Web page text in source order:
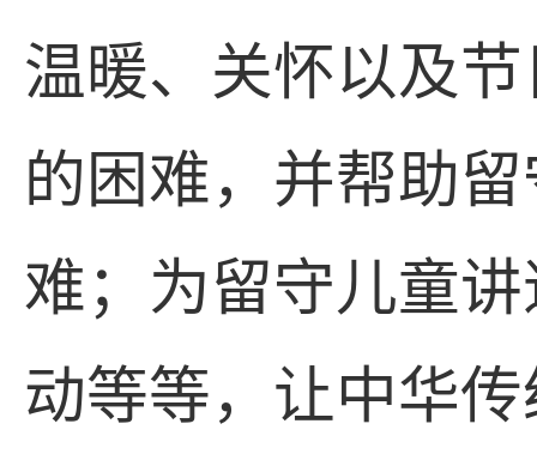
温暖、关怀以及
的困难，并帮助
难；为留守儿童
动等等，让中华